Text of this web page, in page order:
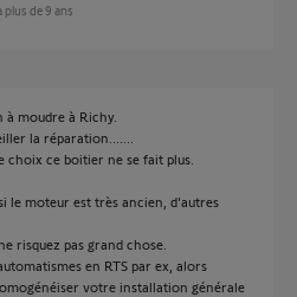
plus de 9 ans
moudre à Richy.
la réparation.......
choix ce boitier ne se fait plus.
le moteur est très ancien, d'autres
risquez pas grand chose.
en RTS par ex, alors
votre installation générale